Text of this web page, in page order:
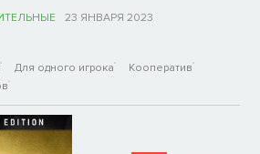
23 ЯНВАРЯ 2023
Для одного игрока
Кооператив